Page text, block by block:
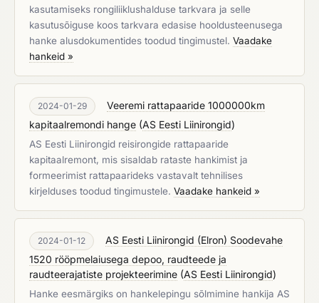
kasutamiseks rongiliiklushalduse tarkvara ja selle
kasutusõiguse koos tarkvara edasise hooldusteenusega
hanke alusdokumentides toodud tingimustel. Vaadake
hankeid »
2024-01-29
Veeremi rattapaaride 1000000km
kapitaalremondi hange (AS Eesti Liinirongid)
AS Eesti Liinirongid reisirongide rattapaaride
kapitaalremont, mis sisaldab rataste hankimist ja
formeerimist rattapaarideks vastavalt tehnilises
kirjelduses toodud tingimustele. Vaadake hankeid »
2024-01-12
AS Eesti Liinirongid (Elron) Soodevahe
1520 rööpmelaiusega depoo, raudteede ja
raudteerajatiste projekteerimine (AS Eesti Liinirongid)
Hanke eesmärgiks on hankelepingu sõlmimine hankija AS